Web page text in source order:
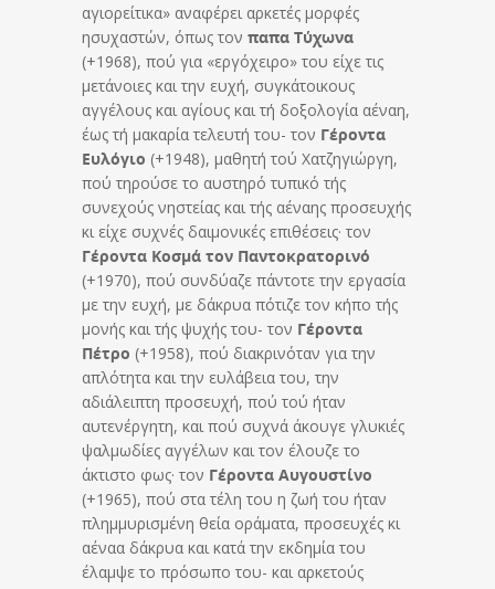
αγιορείτικα» αναφέρει αρκετές μορφές
ησυχαστών, όπως τον παπα Τύχωνα
(+1968), πού για «εργόχειρο» του είχε τις
μετάνοιες και την ευχή, συγκάτοικους
αγγέλους και αγίους και τή δοξολογία αέναη,
έως τή μακαρία τελευτή του- τον Γέροντα
Ευλόγιο (+1948), μαθητή τού Χατζηγιώργη,
πού τηρούσε το αυστηρό τυπικό τής
συνεχούς νηστείας και τής αέναης προσευχής
κι είχε συχνές δαιμονικές επιθέσεις· τον
Γέροντα Κοσμά τον Παντοκρατορινό
(+1970), πού συνδύαζε πάντοτε την εργασία
με την ευχή, με δάκρυα πότιζε τον κήπο τής
μονής και τής ψυχής του- τον Γέροντα
Πέτρο (+1958), πού διακρινόταν για την
απλότητα και την ευλάβεια του, την
αδιάλειπτη προσευχή, πού τού ήταν
αυτενέργητη, και πού συχνά άκουγε γλυκιές
ψαλμωδίες αγγέλων και τον έλουζε το
άκτιστο φως· τον Γέροντα Αυγουστίνο
(+1965), πού στα τέλη του η ζωή του ήταν
πλημμυρισμένη θεία οράματα, προσευχές κι
αέναα δάκρυα και κατά την εκδημία του
έλαμψε το πρόσωπο του- και αρκετούς